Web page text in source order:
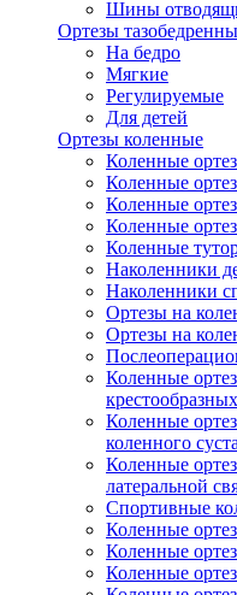
Шины
Ортезы
На бедро
Мягкие
Регулируемые
Для детей
Ортезы коленные
Коленные
Коленные
Коленные
Коленные
Коленные
Наколенники
Наколенники
Ортезы на
Ортезы на
Коленные
Коленные
коленного
Коленные
латеральной
Спортивные
Коленные
Коленные
Коленные